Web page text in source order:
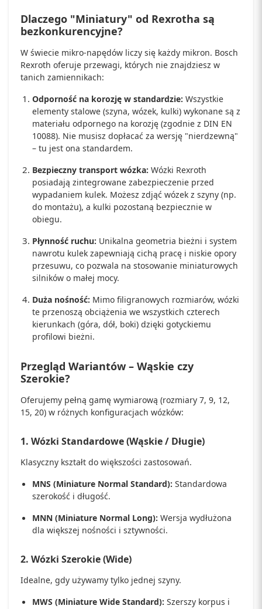
Dlaczego "Miniatury" od Rexrotha są
bezkonkurencyjne?
W świecie mikro-napędów liczy się każdy mikron. Bosch
Rexroth oferuje przewagi, których nie znajdziesz w
tanich zamiennikach:
Odporność na korozję w standardzie: Wszystkie
elementy stalowe (szyna, wózek, kulki) wykonane są z
materiału odpornego na korozję (zgodnie z DIN EN
10088). Nie musisz dopłacać za wersję "nierdzewną"
– tu jest ona standardem.
Bezpieczny transport wózka: Wózki Rexroth
posiadają zintegrowane zabezpieczenie przed
wypadaniem kulek. Możesz zdjąć wózek z szyny (np.
do montażu), a kulki pozostaną bezpiecznie w
obiegu.
Płynność ruchu: Unikalna geometria bieżni i system
nawrotu kulek zapewniają cichą pracę i niskie opory
przesuwu, co pozwala na stosowanie miniaturowych
silników o małej mocy.
Duża nośność: Mimo filigranowych rozmiarów, wózki
te przenoszą obciążenia we wszystkich czterech
kierunkach (góra, dół, boki) dzięki gotyckiemu
profilowi bieżni.
Przegląd Wariantów – Wąskie czy
Szerokie?
Oferujemy pełną gamę wymiarową (rozmiary 7, 9, 12,
15, 20) w różnych konfiguracjach wózków:
1. Wózki Standardowe (Wąskie / Długie)
Klasyczny kształt do większości zastosowań.
MNS (Miniature Normal Standard): Standardowa
szerokość i długość.
MNN (Miniature Normal Long): Wersja wydłużona
dla większej nośności i sztywności.
2. Wózki Szerokie (Wide)
Idealne, gdy używamy tylko jednej szyny.
MWS (Miniature Wide Standard): Szerszy korpus i